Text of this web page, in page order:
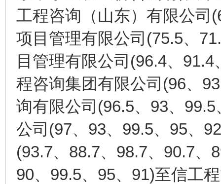
工程咨询（山东）有限公司
项目管理有限公司 (75.5、
目管理有限公司 (96.4、 91.4
程咨询集团有限公司 (96、
询有限公司 (96.5、 93、 99.5
公司 (97、 93、 99.5、 95、
(93.7、 88.7、 98.7、 90.7、
90、 99.5、 95、 91)至信工